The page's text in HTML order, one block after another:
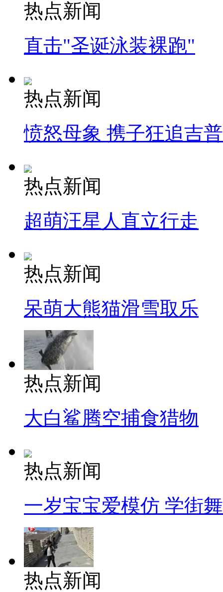
热点新闻
直击"圣诞泳装裸跑"
热点新闻
愤怒母象 携子狂追吉
热点新闻
超萌汪星人直立行走
热点新闻
呆萌大熊猫滑雪取乐
热点新闻
大白鲨腾空捕食猎物
热点新闻
一岁宝宝爱模仿 学街
热点新闻